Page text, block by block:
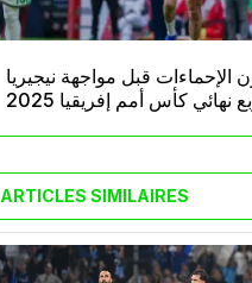
الإحماءات قبل مواجهة نيجيريا
نهائي كأس أمم إفريقيا 2025
ARTICLES SIMILAIRES